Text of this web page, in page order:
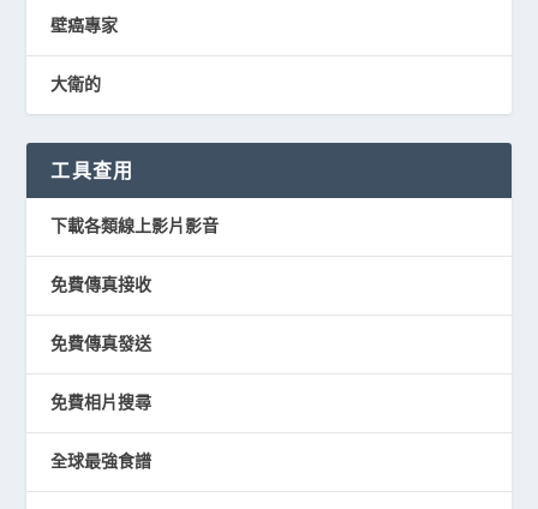
壁癌專家
大衛的
工具查用
下載各類線上影片影音
免費傳真接收
免費傳真發送
免費相片搜尋
全球最強食譜